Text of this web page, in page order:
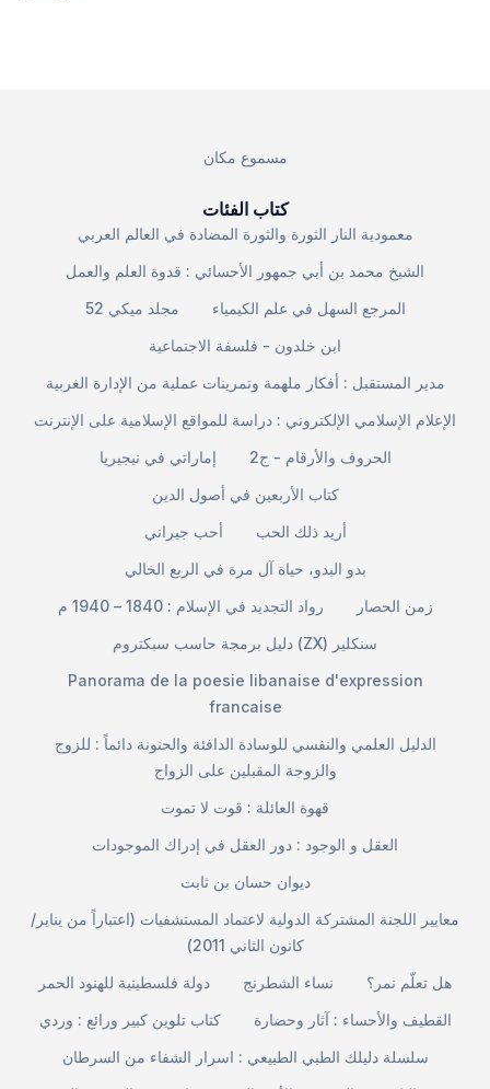
مسموع مكان
كتاب الفئات
معمودية النار الثورة والثورة المضادة في العالم العربي
الشيخ محمد بن أبي جمهور الأحسائي : قدوة العلم والعمل
مجلد ميكي 52
المرجع السهل في علم الكيمياء
ابن خلدون - فلسفة الاجتماعية
مدير المستقبل : أفكار ملهمة وتمرينات عملية من الإدارة الغربية
الإعلام الإسلامي الإلكتروني : دراسة للمواقع الإسلامية على الإنترنت
إماراتي في نيجيريا
الحروف والأرقام - ج2
كتاب الأربعين في أصول الدين
أحب جيراني
أريد ذلك الحب
بدو البدو، حياة آل مرة في الربع الخالي
رواد التجديد في الإسلام : 1840 – 1940 م
زمن الحصار
دليل برمجة حاسب سبكتروم (ZX) سنكلير
Panorama de la poesie libanaise d'expression
francaise
الدليل العلمي والنفسي للوسادة الدافئة والحنونة دائماً : للزوج
والزوجة المقبلين على الزواج
قهوة العائلة : قوت لا تموت
العقل و الوجود : دور العقل في إدراك الموجودات
ديوان حسان بن ثابت
معايير اللجنة المشتركة الدولية لاعتماد المستشفيات (اعتباراً من يناير/
كانون الثاني 2011)
دولة فلسطينية للهنود الحمر
نساء الشطرنج
هل تعلّم نمر؟
كتاب تلوين كبير ورائع : وردي
القطيف والأحساء : آثار وحضارة
سلسلة دليلك الطبي الطبيعي : اسرار الشفاء من السرطان